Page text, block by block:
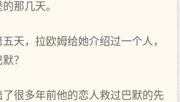
那几天。
天，拉欧姆给她介绍过一个人，
？
了很多年前‌他的恋人救过巴默的先